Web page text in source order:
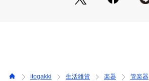
itogakki 生活雑貨 楽器
管楽器